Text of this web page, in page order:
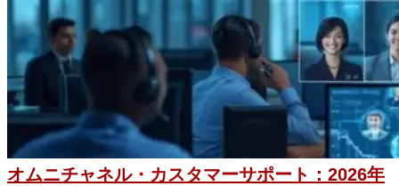
オムニチャネル・カスタマーサポート：2026年